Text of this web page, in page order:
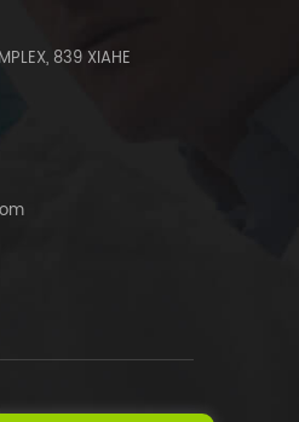
839 XIAHE